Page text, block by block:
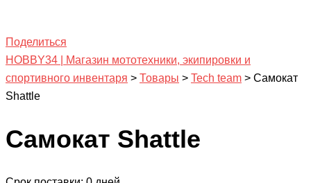
Поделиться
HOBBY34 | Магазин мототехники, экипировки и
спортивного инвентаря > Товары > Tech team > Самокат
Shattle
Самокат Shattle